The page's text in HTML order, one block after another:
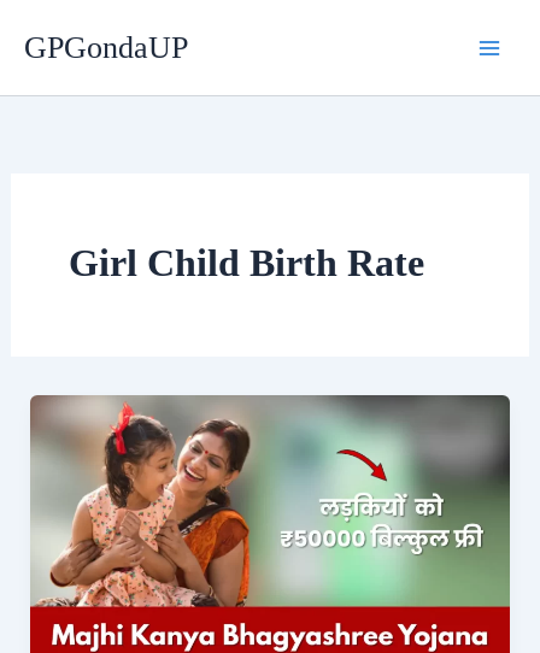
GPGondaUP
Girl Child Birth Rate